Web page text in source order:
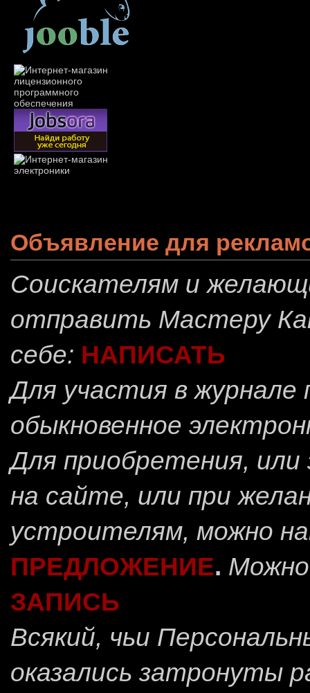
Объявление для
Соискателям и
отправить Мастеру
себе: НАПИСАТЬ
Для участия в
обыкновенное
Для приобретения, или
на сайте, или при
устроителям, можно
ПРЕДЛОЖЕНИЕ.
ЗАПИСЬ
Всякий, чьи
оказались затронуты